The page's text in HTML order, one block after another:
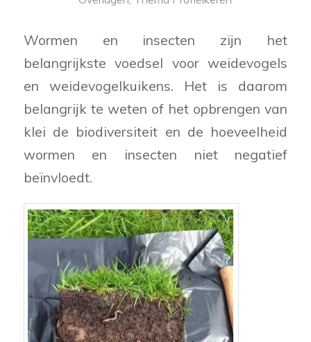
Wormen en insecten zijn het
belangrijkste voedsel voor weidevogels
en weidevogelkuikens. Het is daarom
belangrijk te weten of het opbrengen van
klei de biodiversiteit en de hoeveelheid
wormen en insecten niet negatief
beïnvloedt.